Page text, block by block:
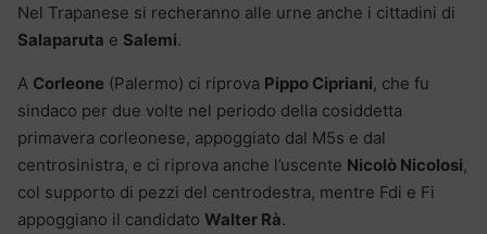
Nel Trapanese si recheranno alle urne anche i cittadini di
Salaparuta e Salemi.
A Corleone (Palermo) ci riprova Pippo Cipriani, che fu
sindaco per due volte nel periodo della cosiddetta
primavera corleonese, appoggiato dal M5s e dal
centrosinistra, e ci riprova anche l’uscente Nicolò Nicolosi,
col supporto di pezzi del centrodestra, mentre Fdi e Fi
appoggiano il candidato Walter Rà.